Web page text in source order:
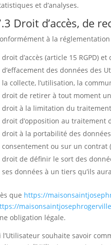
et d’analyses.
Droit d’accès, de
à la
droit d’accès (article 15 RGPD)
d’effacement des données des
la collecte, l’utilisation, la
droit de retirer à tout moment
droit à la limitation du traitement
droit d’opposition au traitement
droit à la portabilité des
consentement ou sur un contrat
droit de définir le sort des
ses données à un tiers qu’ils
que https://
obligation légale.
l’Utilisateur souhaite savoir